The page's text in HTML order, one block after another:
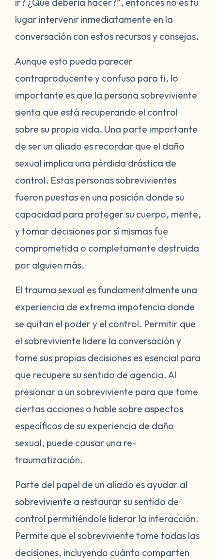
lugar intervenir inmediatamente en la
conversación con estos recursos y consejos.
Aunque esto pueda parecer
contraproducente y confuso para ti, lo
importante es que la persona sobreviviente
sienta que está recuperando el control
sobre su propia vida. Una parte importante
de ser un aliado es recordar que el daño
sexual implica una pérdida drástica de
control. Estas personas sobrevivientes
fueron puestas en una posición donde su
capacidad para proteger su cuerpo, mente,
y tomar decisiones por sí mismas fue
comprometida o completamente destruida
por alguien más.
El trauma sexual es fundamentalmente una
experiencia de extrema impotencia donde
se quitan el poder y el control. Permitir que
el sobreviviente lidere la conversación y
tome sus propias decisiones es esencial para
que recupere su sentido de agencia. Al
presionar a un sobreviviente para que tome
ciertas acciones o hable sobre aspectos
específicos de su experiencia de daño
sexual, puede causar una re-
traumatización.
Parte del papel de un aliado es ayudar al
sobreviviente a restaurar su sentido de
control permitiéndole liderar la interacción.
Permite que el sobreviviente tome todas las
decisiones, incluyendo cuánto comparten